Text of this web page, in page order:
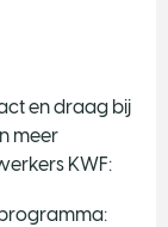
en draag bij
meer
KWF: